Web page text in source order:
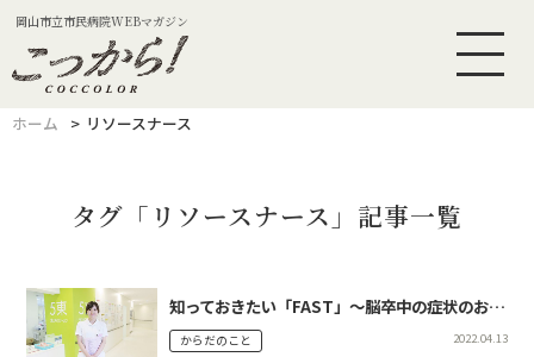
岡山市立市民病院WEBマガジン
ホーム リソースナース
タグ「リソースナース」記事一覧
知っておきたい「FAST」～脳卒中の症状のお話～
からだのこと 2022.04.13